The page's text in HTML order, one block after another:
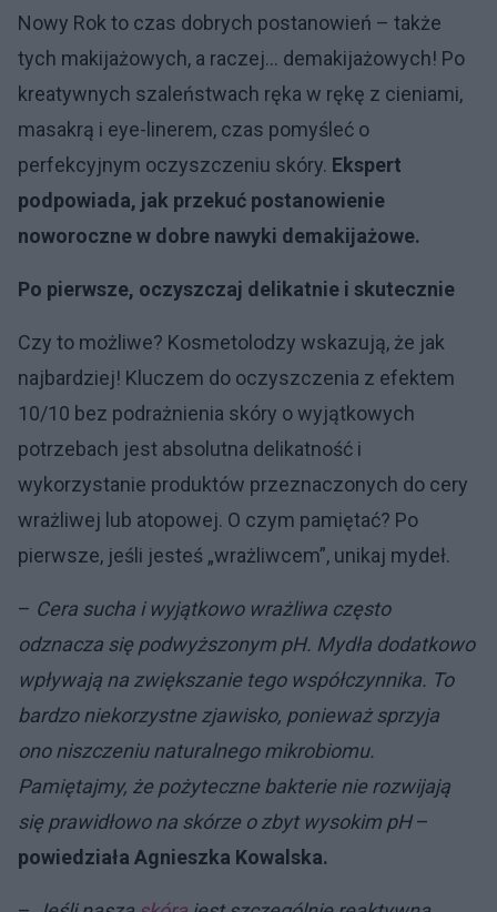
Nowy Rok to czas dobrych postanowień – także
tych makijażowych, a raczej… demakijażowych! Po
kreatywnych szaleństwach ręka w rękę z cieniami,
masakrą i eye-linerem, czas pomyśleć o
perfekcyjnym oczyszczeniu skóry. Ekspert
podpowiada, jak przekuć postanowienie
noworoczne w dobre nawyki demakijażowe.
Po pierwsze, oczyszczaj delikatnie i skutecznie
Czy to możliwe? Kosmetolodzy wskazują, że jak
najbardziej! Kluczem do oczyszczenia z efektem
10/10 bez podrażnienia skóry o wyjątkowych
potrzebach jest absolutna delikatność i
wykorzystanie produktów przeznaczonych do cery
wrażliwej lub atopowej. O czym pamiętać? Po
pierwsze, jeśli jesteś „wrażliwcem”, unikaj mydeł.
– Cera sucha i wyjątkowo wrażliwa często
odznacza się podwyższonym pH. Mydła dodatkowo
wpływają na zwiększanie tego współczynnika. To
bardzo niekorzystne zjawisko, ponieważ sprzyja
ono niszczeniu naturalnego mikrobiomu.
Pamiętajmy, że pożyteczne bakterie nie rozwijają
się prawidłowo na skórze o zbyt wysokim pH–
powiedziała Agnieszka Kowalska.